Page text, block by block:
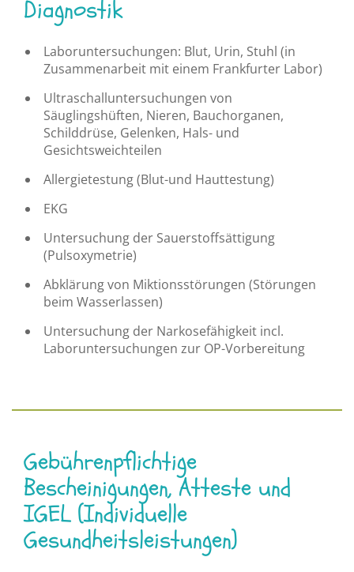
Diagnostik
Laboruntersuchungen: Blut, Urin, Stuhl (in
Zusammenarbeit mit einem Frankfurter Labor)
Ultraschalluntersuchungen von
Säuglingshüften, Nieren, Bauchorganen,
Schilddrüse, Gelenken, Hals- und
Gesichtsweichteilen
Allergietestung (Blut-und Hauttestung)
EKG
Untersuchung der Sauerstoffsättigung
(Pulsoxymetrie)
Abklärung von Miktionsstörungen (Störungen
beim Wasserlassen)
Untersuchung der Narkosefähigkeit incl.
Laboruntersuchungen zur OP-Vorbereitung
Gebührenpflichtige
Bescheinigungen, Atteste und
IGEL (Individuelle
Gesundheitsleistungen)